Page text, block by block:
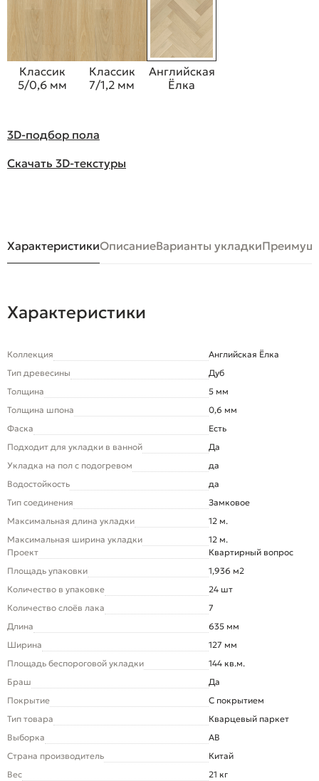
Классик
5/0,6 мм
Классик
7/1,2 мм
Английская
Ёлка
3D-подбор пола
Скачать 3D-текстуры
ХарактеристикиОписаниеВарианты укладки
Характеристики
Коллекция
Английская Ёлка
Тип древесины
Дуб
Толщина
5 мм
Толщина шпона
0,6 мм
Фаска
Есть
Подходит для укладки в ванной
Да
Укладка на пол c подогревом
да
Водостойкость
да
Тип соединения
Замковое
Максимальная длина укладки
12 м.
Максимальная ширина укладки
12 м.
Проект
Квартирный вопрос
Площадь упаковки
1,936 м2
Количество в упаковке
24 шт
Количество слоёв лака
7
Длина
635 мм
Ширина
127 мм
Площадь беспороговой укладки
144 кв.м.
Браш
Да
Покрытие
С покрытием
Тип товара
Кварцевый паркет
Выборка
AB
Страна производитель
Китай
Вес
21 кг